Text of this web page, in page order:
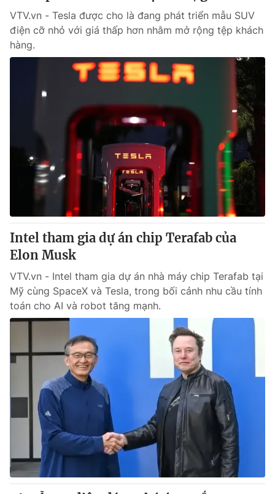
VTV.vn - Tesla được cho là đang phát triển mẫu SUV
điện cỡ nhỏ với giá thấp hơn nhằm mở rộng tệp khách
hàng.
Intel tham gia dự án chip Terafab của
Elon Musk
VTV.vn - Intel tham gia dự án nhà máy chip Terafab tại
Mỹ cùng SpaceX và Tesla, trong bối cảnh nhu cầu tính
toán cho AI và robot tăng mạnh.